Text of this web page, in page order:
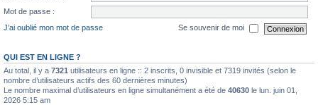
Mot de passe :
J’ai oublié mon mot de passe
Se souvenir de moi
QUI EST EN LIGNE ?
Au total, il y a 7321 utilisateurs en ligne :: 2 inscrits, 0 invisible et 7319 invités (selon le
nombre d’utilisateurs actifs des 60 dernières minutes)
Le nombre maximal d’utilisateurs en ligne simultanément a été de 40630 le lun. juin 01,
2026 5:15 am